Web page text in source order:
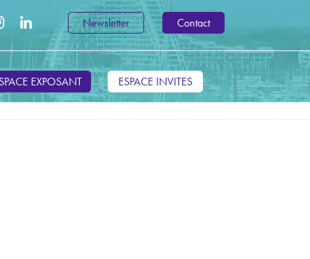
Newsletter Contact
EXPOSANT ESPACE INVITES